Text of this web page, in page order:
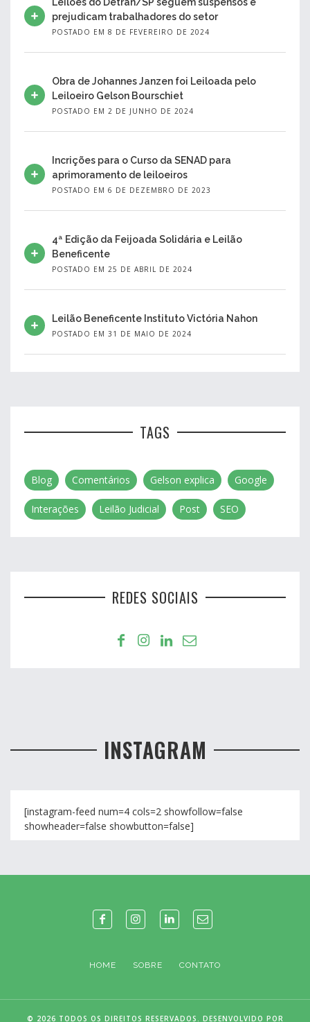
Leilões do Detran/SP seguem suspensos e
prejudicam trabalhadores do setor
POSTADO EM 8 DE FEVEREIRO DE 2024
Obra de Johannes Janzen foi Leiloada pelo
Leiloeiro Gelson Bourschiet
POSTADO EM 2 DE JUNHO DE 2024
Incrições para o Curso da SENAD para
aprimoramento de leiloeiros
POSTADO EM 6 DE DEZEMBRO DE 2023
4ª Edição da Feijoada Solidária e Leilão
Beneficente
POSTADO EM 25 DE ABRIL DE 2024
Leilão Beneficente Instituto Victória Nahon
POSTADO EM 31 DE MAIO DE 2024
TAGS
Blog Comentários Gelson explica Google
Interações Leilão Judicial Post SEO
REDES SOCIAIS
INSTAGRAM
[instagram-feed num=4 cols=2 showfollow=false
showheader=false showbutton=false]
HOME SOBRE CONTATO
© 2026 TODOS OS DIREITOS RESERVADOS. DESENVOLVIDO POR